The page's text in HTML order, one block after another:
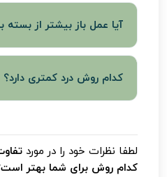
آیا عمل باز بیشتر از بسته
بله عمل باز معمولاً
بسته دارد زیرا جراح باید
کدام روش درد کمتری دارد؟
وارد می‌شود معمولاً درد
دارد.
لطفا نظرات خود را در مورد
کدام روش برای شما بهتر